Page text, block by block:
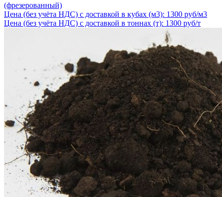
(фрезерованный)
Цена (без учёта НДС) с доставкой в кубах (м3): 1300 руб/м3
Цена (без учёта НДС) с доставкой в тоннах (т): 1300 руб/т